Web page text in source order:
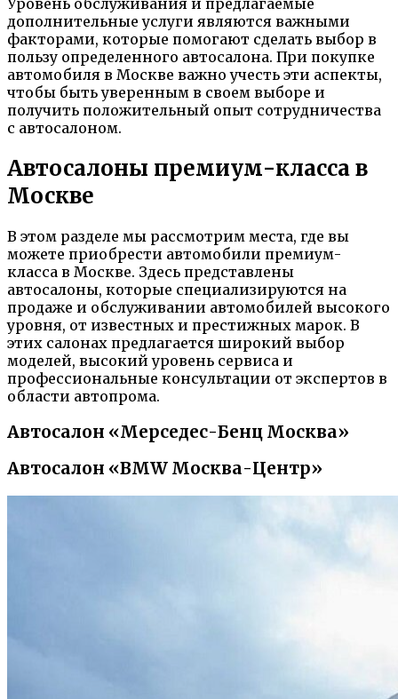
Уровень обслуживания и предлагаемые
дополнительные услуги являются важными
факторами, которые помогают сделать выбор в
пользу определенного автосалона. При покупке
автомобиля в Москве важно учесть эти аспекты,
чтобы быть уверенным в своем выборе и
получить положительный опыт сотрудничества
с автосалоном.
Автосалоны премиум-класса в
Москве
В этом разделе мы рассмотрим места, где вы
можете приобрести автомобили премиум-
класса в Москве. Здесь представлены
автосалоны, которые специализируются на
продаже и обслуживании автомобилей высокого
уровня, от известных и престижных марок. В
этих салонах предлагается широкий выбор
моделей, высокий уровень сервиса и
профессиональные консультации от экспертов в
области автопрома.
Автосалон «Мерседес-Бенц Москва»
Автосалон «BMW Москва-Центр»